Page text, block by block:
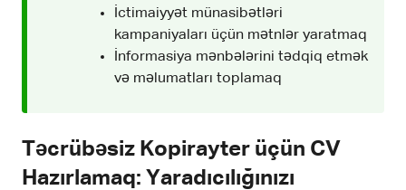
İctimaiyyət münasibətləri
kampaniyaları üçün mətnlər yaratmaq
İnformasiya mənbələrini tədqiq etmək
və məlumatları toplamaq
Təcrübəsiz Kopirayter üçün CV
Hazırlamaq: Yaradıcılığınızı